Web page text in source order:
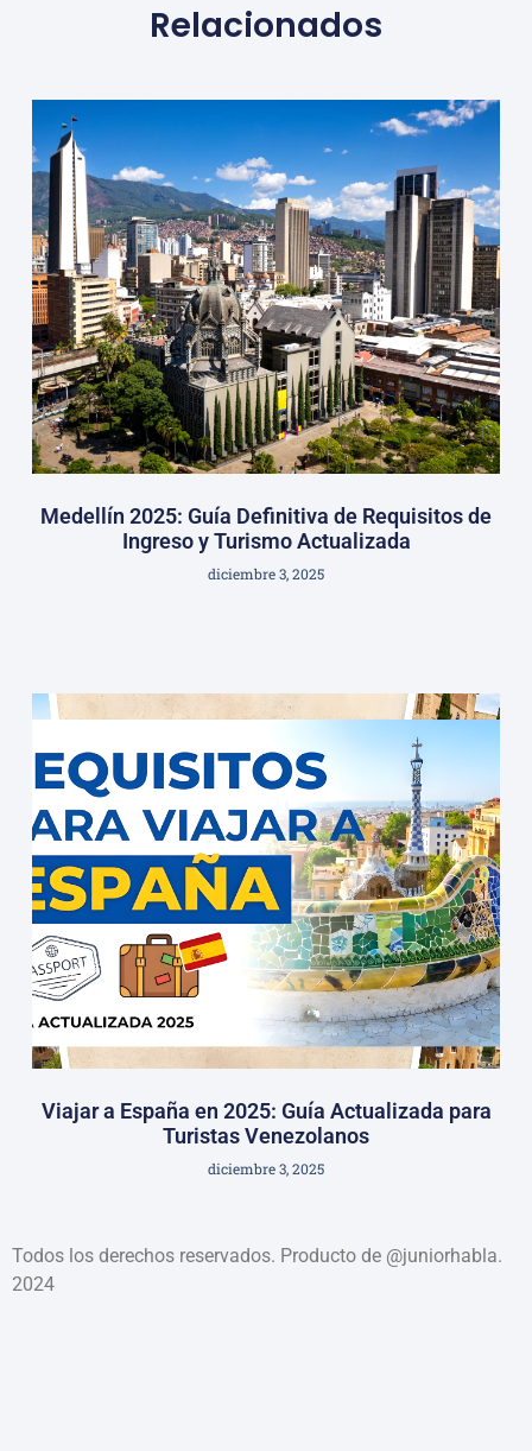
Relacionados
Medellín 2025: Guía Definitiva de Requisitos de
Ingreso y Turismo Actualizada
diciembre 3, 2025
Viajar a España en 2025: Guía Actualizada para
Turistas Venezolanos
diciembre 3, 2025
Todos los derechos reservados. Producto de @juniorhabla.
2024